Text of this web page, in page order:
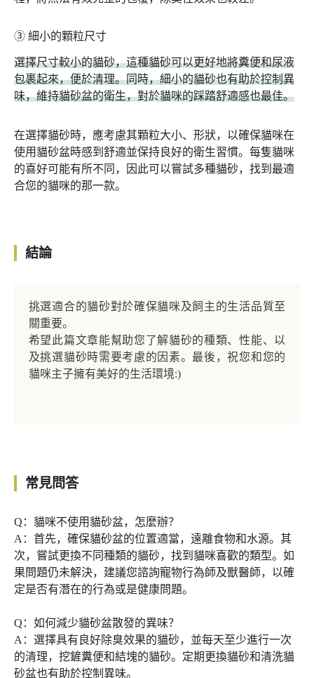
➂ 細小的顆粒尺寸
選擇尺寸較小的貓砂，這種貓砂可以更好地將糞便和尿液
包裹起來，便於清理。同時，細小的貓砂也有助於控制異
味，維持貓砂盆的衛生，對於貓咪的踩踏舒適感也最佳。
在選擇貓砂時，應考慮其顆粒大小、形狀，以確保貓咪在
使用貓砂盆時感到舒適並保持良好的衛生習慣。每隻貓咪
的喜好可能有所不同，因此可以嘗試多種貓砂，找到最適
合您的貓咪的那一款。
結論
挑選適合的貓砂對於確保貓咪及飼主的生活品質至
關重要。
希望此篇文章能幫助您了解貓砂的種類、性能、以
及挑選貓砂時需要考慮的因素。最後，祝您和您的
貓咪主子擁有美好的生活環境:)
常見問答
Q：貓咪不使用貓砂盆，怎麼辦？
A：首先，確保貓砂盆的位置適當，遠離食物和水源。其
次，嘗試更換不同種類的貓砂，找到貓咪喜歡的類型。如
果問題仍未解決，建議您諮詢寵物行為師及獸醫師，以確
定是否有潛在的行為或是健康問題。
Q：如何減少貓砂盆散發的異味？
A：選擇具有良好除臭效果的貓砂，並每天至少進行一次
的清理，挖鏟糞便和結塊的貓砂。定期更換貓砂和清洗貓
砂盆也有助於控制異味。